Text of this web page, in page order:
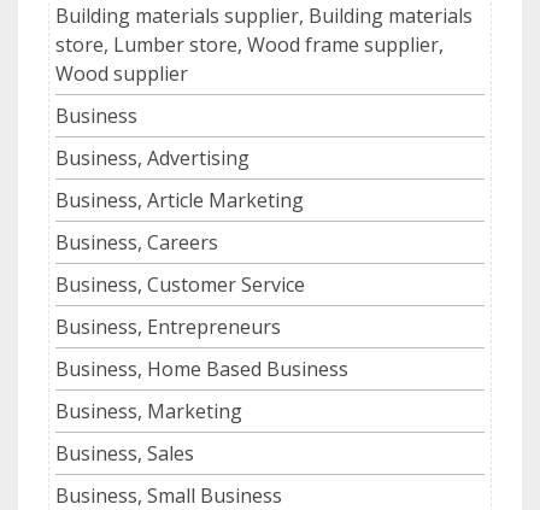
Building materials supplier, Building materials
store, Lumber store, Wood frame supplier,
Wood supplier
Business
Business, Advertising
Business, Article Marketing
Business, Careers
Business, Customer Service
Business, Entrepreneurs
Business, Home Based Business
Business, Marketing
Business, Sales
Business, Small Business